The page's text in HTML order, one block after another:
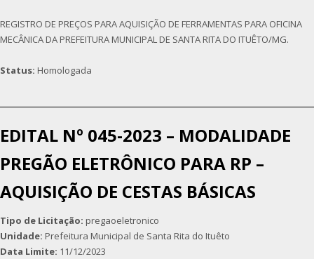
REGISTRO DE PREÇOS PARA AQUISIÇÃO DE FERRAMENTAS PARA OFICINA
MECÂNICA DA PREFEITURA MUNICIPAL DE SANTA RITA DO ITUÊTO/MG.
Status: Homologada
EDITAL Nº 045-2023 – MODALIDADE
PREGÃO ELETRÔNICO PARA RP –
AQUISIÇÃO DE CESTAS BÁSICAS
Tipo de Licitação: pregaoeletronico
Unidade: Prefeitura Municipal de Santa Rita do Ituêto
Data Limite: 11/12/2023